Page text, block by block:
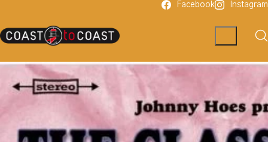
Facebook Instagram